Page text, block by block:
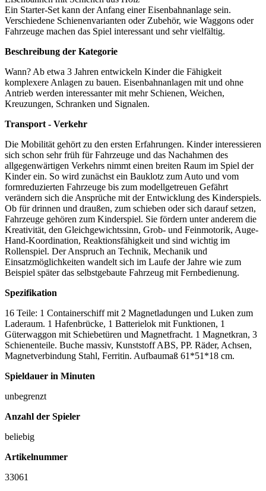
Ein Starter-Set kann der Anfang einer Eisenbahnanlage sein.
Verschiedene Schienenvarianten oder Zubehör, wie Waggons oder
Fahrzeuge machen das Spiel interessant und sehr vielfältig.
Beschreibung der Kategorie
Wann? Ab etwa 3 Jahren entwickeln Kinder die Fähigkeit
komplexere Anlagen zu bauen. Eisenbahnanlagen mit und ohne
Antrieb werden interessanter mit mehr Schienen, Weichen,
Kreuzungen, Schranken und Signalen.
Transport - Verkehr
Die Mobilität gehört zu den ersten Erfahrungen. Kinder interessieren
sich schon sehr früh für Fahrzeuge und das Nachahmen des
allgegenwärtigen Verkehrs nimmt einen breiten Raum im Spiel der
Kinder ein. So wird zunächst ein Bauklotz zum Auto und vom
formreduzierten Fahrzeuge bis zum modellgetreuen Gefährt
verändern sich die Ansprüche mit der Entwicklung des Kinderspiels.
Ob für drinnen und draußen, zum schieben oder sich darauf setzen,
Fahrzeuge gehören zum Kinderspiel. Sie fördern unter anderem die
Kreativität, den Gleichgewichtssinn, Grob- und Feinmotorik, Auge-
Hand-Koordination, Reaktionsfähigkeit und sind wichtig im
Rollenspiel. Der Anspruch an Technik, Mechanik und
Einsatzmöglichkeiten wandelt sich im Laufe der Jahre wie zum
Beispiel später das selbstgebaute Fahrzeug mit Fernbedienung.
Spezifikation
16 Teile: 1 Containerschiff mit 2 Magnetladungen und Luken zum
Laderaum. 1 Hafenbrücke, 1 Batterielok mit Funktionen, 1
Güterwaggon mit Schiebetüren und Magnetfracht. 1 Magnetkran, 3
Schienenteile. Buche massiv, Kunststoff ABS, PP. Räder, Achsen,
Magnetverbindung Stahl, Ferritin. Aufbaumaß 61*51*18 cm.
Spieldauer in Minuten
unbegrenzt
Anzahl der Spieler
beliebig
Artikelnummer
33061